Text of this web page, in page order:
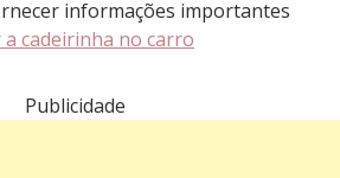
informações importantes
a cadeirinha no carro
Publicidade